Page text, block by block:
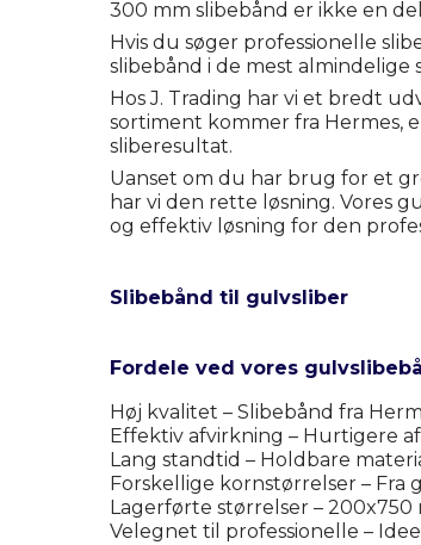
300 mm slibebånd er ikke en
Hvis du søger professionelle
slibebånd i de mest
Hos J. Trading har vi et bredt
sortiment kommer fra Hermes,
sliberesultat.
Uanset om du har brug for et
har vi den rette løsning. Vores
og effektiv løsning for den
Slibebånd til gulvsliber
Fordele ved vores
Høj kvalitet – Slibebånd fra
Effektiv afvirkning – Hurtigere
Lang standtid – Holdbare
Forskellige kornstørrelser – Fra
Lagerførte størrelser – 200x750
Velegnet til professionelle –